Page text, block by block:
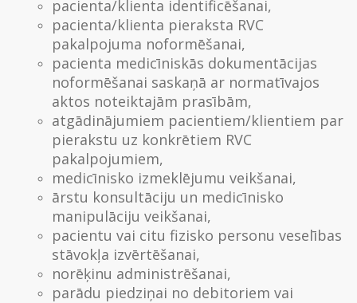
pacienta/klienta identificēšanai,
pacienta/klienta pieraksta RVC
pakalpojuma noformēšanai,
pacienta medicīniskās dokumentācijas
noformēšanai saskaņā ar normatīvajos
aktos noteiktajām prasībām,
atgādinājumiem pacientiem/klientiem par
pierakstu uz konkrētiem RVC
pakalpojumiem,
medicīnisko izmeklējumu veikšanai,
ārstu konsultāciju un medicīnisko
manipulāciju veikšanai,
pacientu vai citu fizisko personu veselības
stāvokļa izvērtēšanai,
norēķinu administrēšanai,
parādu piedziņai no debitoriem vai